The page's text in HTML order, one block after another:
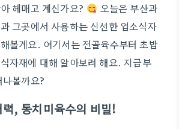
헤매고 계신가요?
오늘은 부산과
그곳에서 사용하는 신선한 업소식자
볼게요. 여기서는 전골육수부터 초밥
자재에 대해 알아보려 해요. 지금부
볼까요?
, 동치미육수의 비밀!